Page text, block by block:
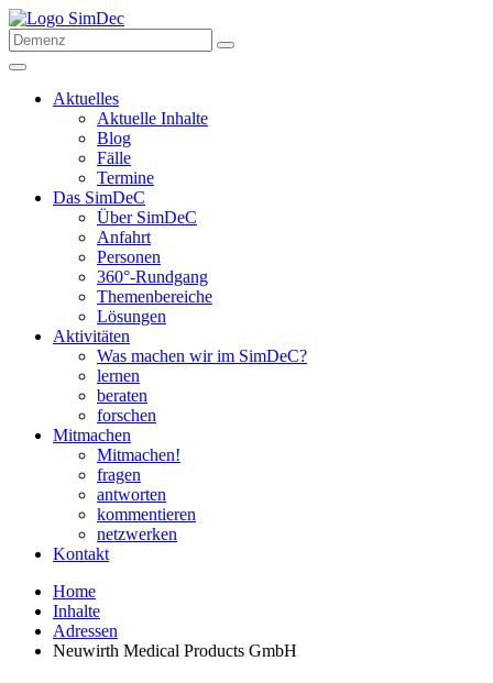
Aktuelles
Aktuelle Inhalte
Blog
Fälle
Termine
Das SimDeC
Über SimDeC
Anfahrt
Personen
360°-Rundgang
Themenbereiche
Lösungen
Aktivitäten
Was machen wir im SimDeC?
lernen
beraten
forschen
Mitmachen
Mitmachen!
fragen
antworten
kommentieren
netzwerken
Kontakt
Home
Inhalte
Adressen
Neuwirth Medical Products GmbH